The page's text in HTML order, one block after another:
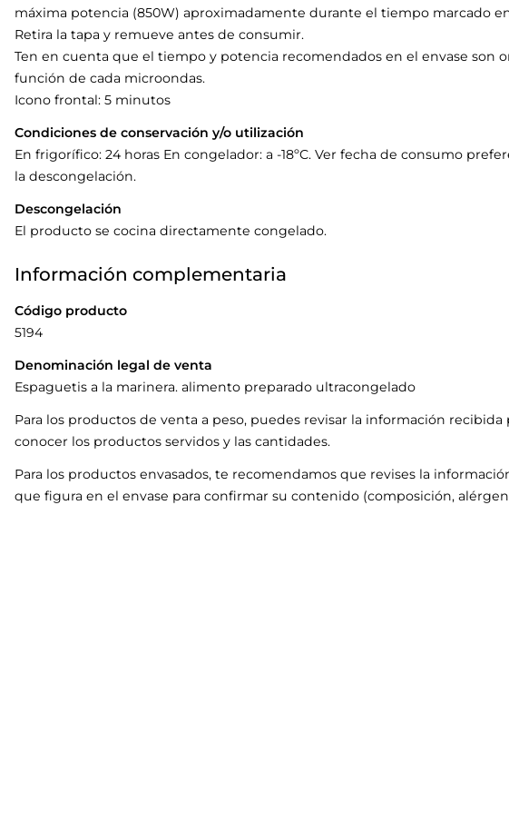
máxima potencia (850W) aproximadamente durante el tiempo marcado
Retira la tapa y remueve antes de consumir.
Ten en cuenta que el tiempo y potencia recomendados en el envase son
función de cada microondas.
Icono frontal: 5 minutos
Condiciones de conservación y/o utilización
En frigorífico: 24 horas En congelador: a -18ºC. Ver fecha de consumo
la descongelación.
Descongelación
El producto se cocina directamente congelado.
Información complementaria
Código producto
5194
Denominación legal de venta
Espaguetis a la marinera. alimento preparado ultracongelado
Para los productos de venta a peso, puedes revisar la información
conocer los productos servidos y las cantidades.
Para los productos envasados, te recomendamos que revises la
que figura en el envase para confirmar su contenido (composición,